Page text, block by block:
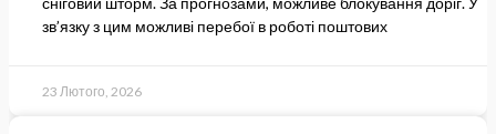
зв’язку з цим можливі перебої в роботі поштових
23 Лютого, 2026